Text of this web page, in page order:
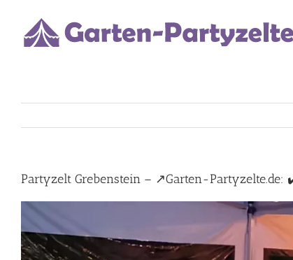
content
Partyzelt Grebenstein – ↗️Garten-Partyzelte.de: